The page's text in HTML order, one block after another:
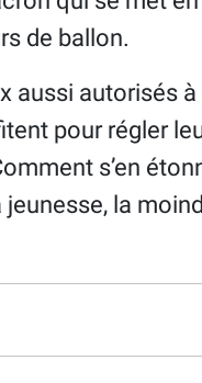
de ballon.
aussi autorisés
pour régler
s’en
la